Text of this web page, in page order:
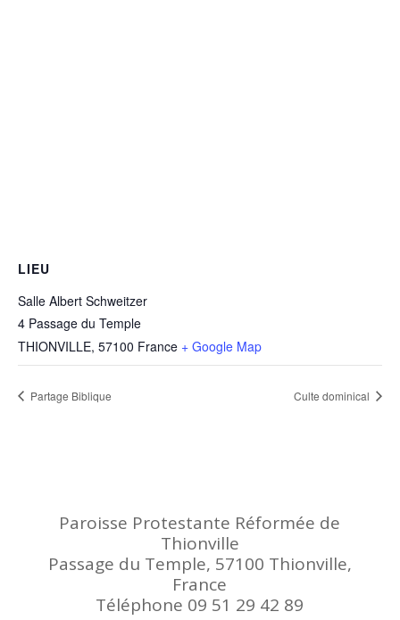
LIEU
Salle Albert Schweitzer
4 Passage du Temple
THIONVILLE, 57100 France + Google Map
Partage Biblique Culte dominical
Paroisse Protestante Réformée de
Thionville
Passage du Temple, 57100 Thionville,
France
Téléphone 09 51 29 42 89